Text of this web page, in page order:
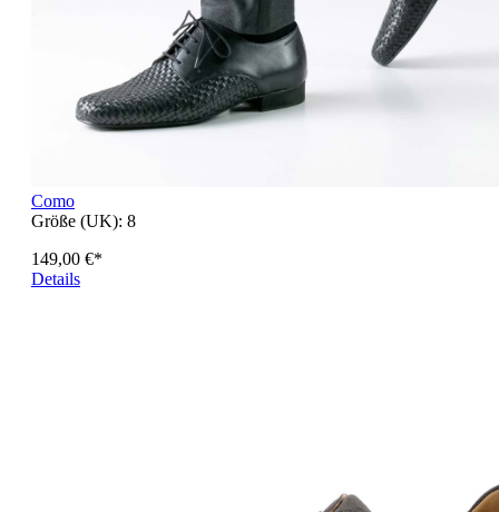
Como
Größe (UK): 8
149,00 €*
Details